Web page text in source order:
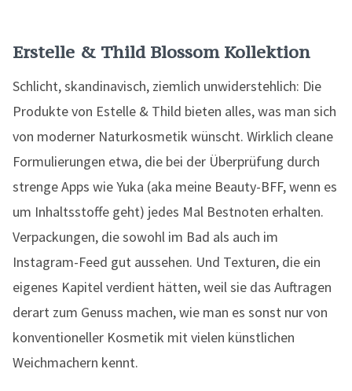
Erstelle & Thild Blossom Kollektion
Schlicht, skandinavisch, ziemlich unwiderstehlich: Die
Produkte von Estelle & Thild bieten alles, was man sich
von moderner Naturkosmetik wünscht. Wirklich cleane
Formulierungen etwa, die bei der Überprüfung durch
strenge Apps wie Yuka (aka meine Beauty-BFF, wenn es
um Inhaltsstoffe geht) jedes Mal Bestnoten erhalten.
Verpackungen, die sowohl im Bad als auch im
Instagram-Feed gut aussehen. Und Texturen, die ein
eigenes Kapitel verdient hätten, weil sie das Auftragen
derart zum Genuss machen, wie man es sonst nur von
konventioneller Kosmetik mit vielen künstlichen
Weichmachern kennt.